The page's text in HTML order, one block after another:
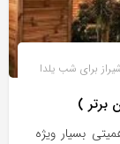
برای شب یلدا
بسیار ویژه